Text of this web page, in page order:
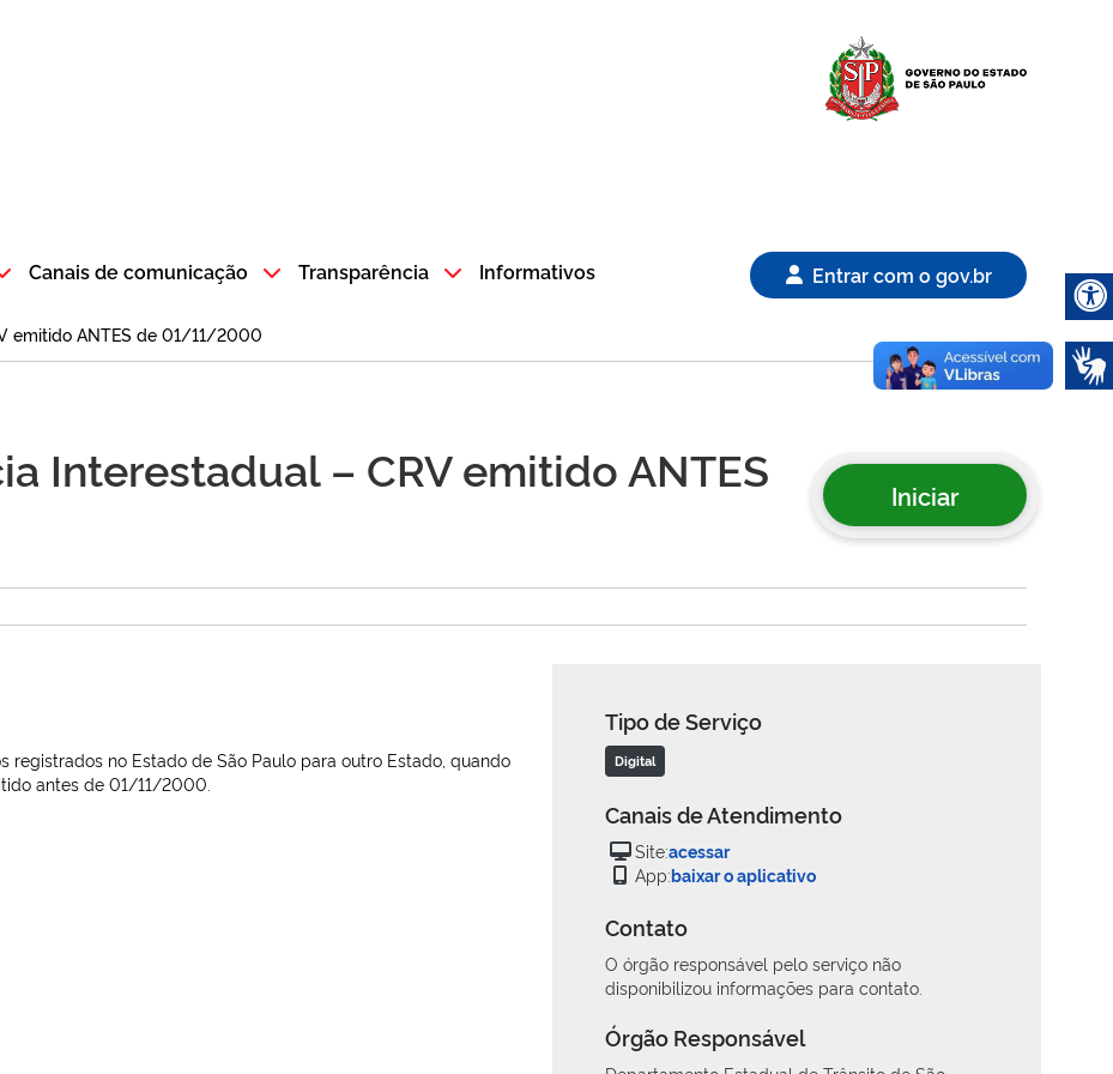
SP GOV BR direciona para a página inicial
Canais de comunicação Transparência Informativos Entrar com o gov.br
emitido ANTES de 01/11/2000
Interestadual – CRV emitido ANTES
Iniciar
registrados no Estado de São Paulo para outro Estado, quando
antes de 01/11/2000.
Tipo de Serviço
Digital
Canais de Atendimento
Site:acessar
App:baixar o aplicativo
Contato
O órgão responsável pelo serviço não
disponibilizou informações para contato.
Órgão Responsável